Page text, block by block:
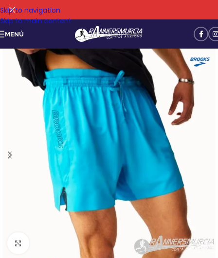
Skip to navigation
Skip to main content
MENÚ
Haga Click para agrandar